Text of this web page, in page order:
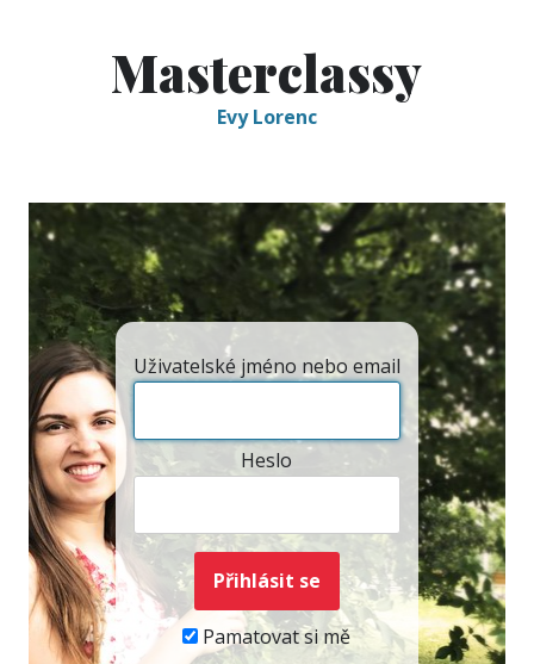
Masterclassy
Evy Lorenc
Uživatelské jméno nebo email
Heslo
Pamatovat si mě